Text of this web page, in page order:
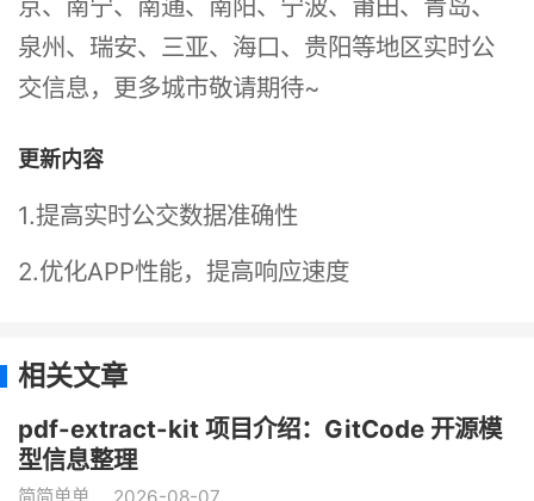
京、南宁、南通、南阳、宁波、莆田、青岛、
泉州、瑞安、三亚、海口、贵阳等地区实时公
交信息，更多城市敬请期待~
更新内容
1.提高实时公交数据准确性
2.优化APP性能，提高响应速度
相关文章
pdf-extract-kit 项目介绍：GitCode 开源模
型信息整理